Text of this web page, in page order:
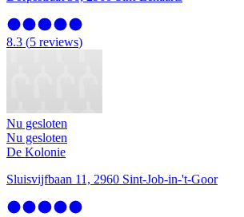
8.3 (5 reviews)
Nu gesloten
Nu gesloten
De Kolonie
Sluisvijfbaan 11, 2960 Sint-Job-in-'t-Goor